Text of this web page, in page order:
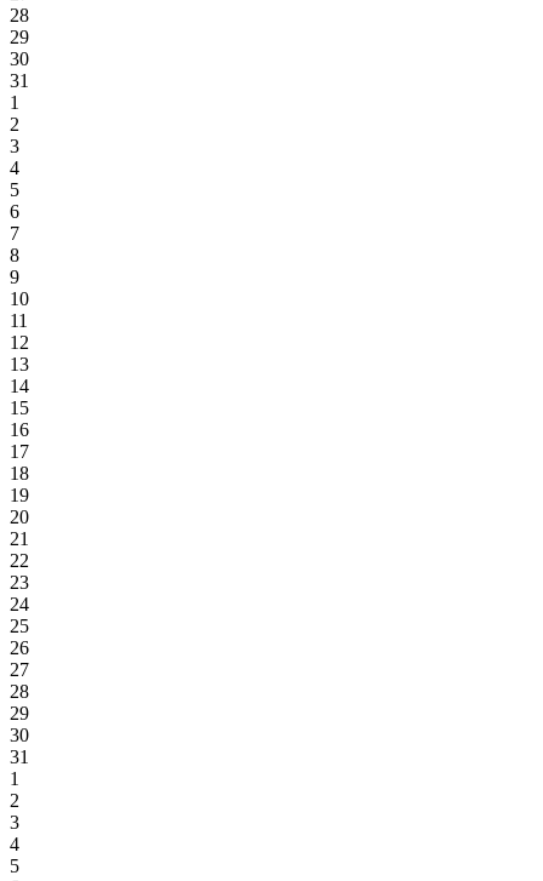
28
29
30
31
1
2
3
4
5
6
7
8
9
10
11
12
13
14
15
16
17
18
19
20
21
22
23
24
25
26
27
28
29
30
31
1
2
3
4
5